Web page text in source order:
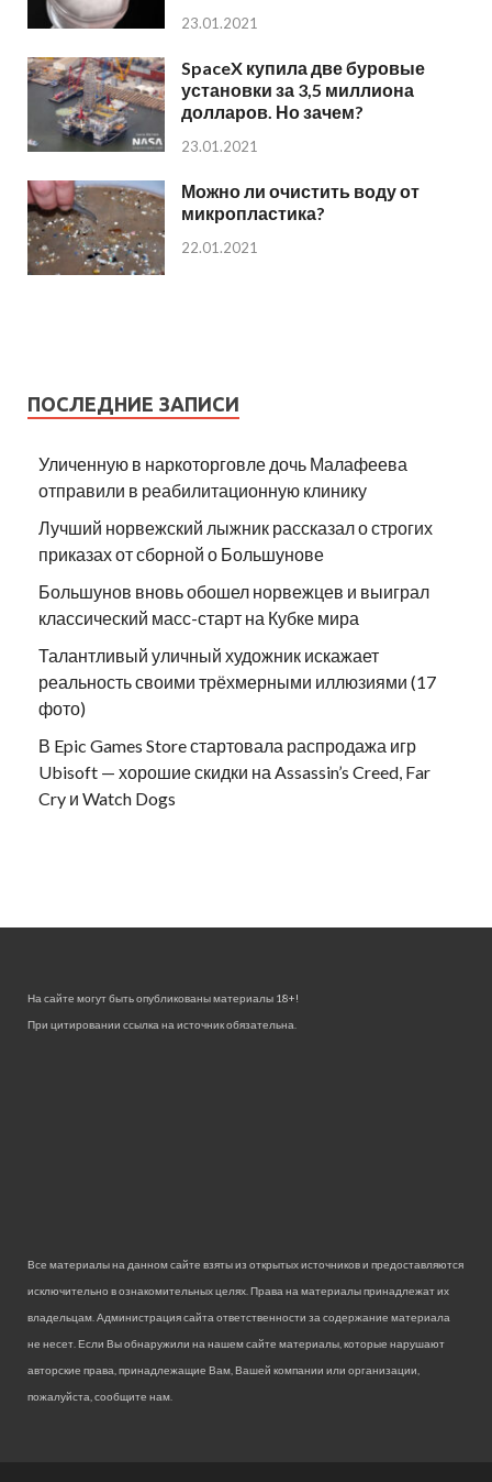
23.01.2021
SpaceX купила две буровые
установки за 3,5 миллиона
долларов. Но зачем?
23.01.2021
Можно ли очистить воду от
микропластика?
22.01.2021
ПОСЛЕДНИЕ ЗАПИСИ
Уличенную в наркоторговле дочь Малафеева
отправили в реабилитационную клинику
Лучший норвежский лыжник рассказал о строгих
приказах от сборной о Большунове
Большунов вновь обошел норвежцев и выиграл
классический масс-старт на Кубке мира
Талантливый уличный художник искажает
реальность своими трёхмерными иллюзиями (17
фото)
В Epic Games Store стартовала распродажа игр
Ubisoft — хорошие скидки на Assassin’s Creed, Far
Cry и Watch Dogs
На сайте могут быть опубликованы материалы 18+!
При цитировании ссылка на источник обязательна.
Все материалы на данном сайте взяты из открытых источников и предоставляются
исключительно в ознакомительных целях. Права на материалы принадлежат их
владельцам. Администрация сайта ответственности за содержание материала
не несет. Если Вы обнаружили на нашем сайте материалы, которые нарушают
авторские права, принадлежащие Вам, Вашей компании или организации,
пожалуйста, сообщите нам.